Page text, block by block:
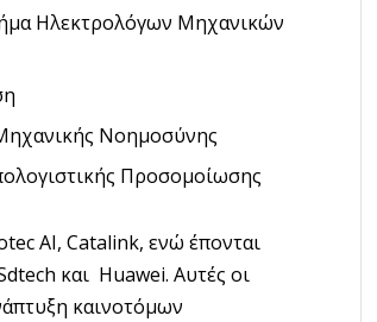
Ηλεκτρολόγων Μηχανικών
Νοημοσύνης
Προσομοίωσης
ΑΙ, Catalink, ενώ έπονται
και Huawei. Αυτές οι
καινοτόμων